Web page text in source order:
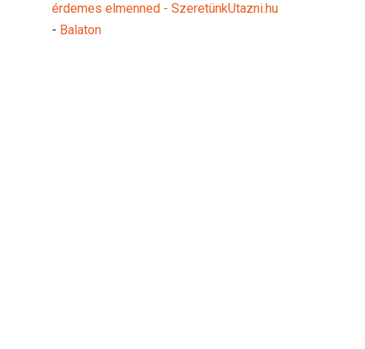
érdemes elmenned - SzeretünkUtazni.hu
- Balaton